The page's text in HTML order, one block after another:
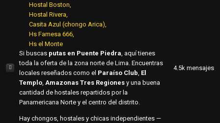
Hostal Boston
Hostal Rivera
Casita Azul (chongo Arica)
Hs Famesa 666
Hs el Monte
Si buscas putas en Puente Piedra, aquí tienes
toda la oferta de la zona norte de Lima. Encuentras
locales reseñados como el Paraíso Club, El
Templo, Amazonas Tres Regiones y una buena
cantidad de hostales repartidos por la
Panamericana Norte y el centro del distrito.
Hay chongos, hostales y chicas independientes —
4.5k mensajes